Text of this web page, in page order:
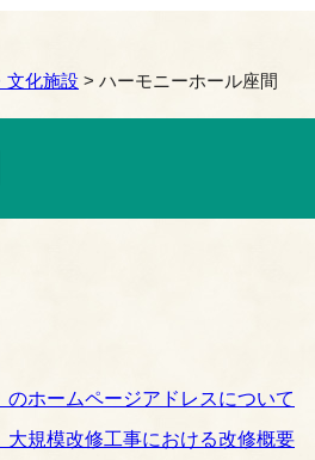
文化施設 > ハーモニーホール座間
ホームページアドレスについて
規模改修工事における改修概要